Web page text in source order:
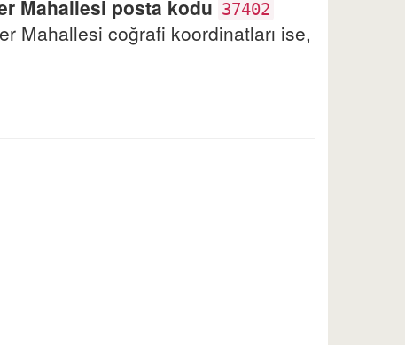
Mahallesi posta kodu 37402
Mahallesi coğrafi koordinatları ise,